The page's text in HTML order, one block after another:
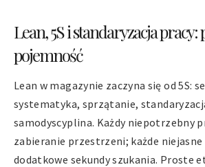
Lean, 5S i standaryzacja pracy:
pojemność
Lean w magazynie zaczyna się od 5S:
systematyka, sprzątanie,
samodyscyplina. Każdy niepotrzebny
zabieranie przestrzeni; każde
dodatkowe sekundy szukania. Proste